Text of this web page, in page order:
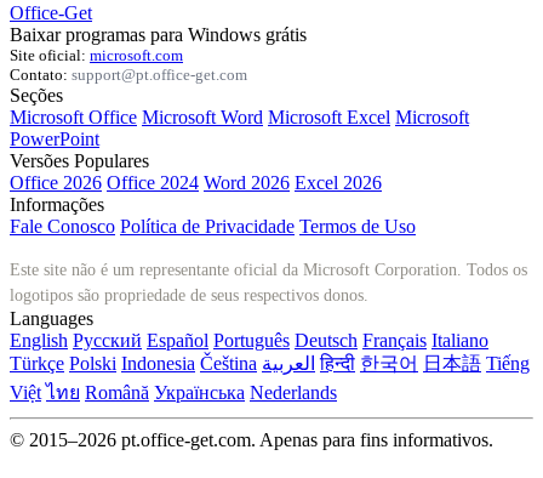
Office-Get
Baixar programas para Windows grátis
Site oficial: microsoft.com
Contato: support@pt.office-get.com
Seções
Microsoft Office Microsoft Word Microsoft Excel Microsoft
PowerPoint
Versões Populares
Office 2026 Office 2024 Word 2026 Excel 2026
Informações
Fale Conosco Política de Privacidade Termos de Uso
Este site não é um representante oficial da Microsoft Corporation. Todos os
logotipos são propriedade de seus respectivos donos.
Languages
English Русский Español Português Deutsch Français Italiano
Türkçe Polski Indonesia Čeština العربية हिन्दी 한국어 日本語 Tiếng
Việt ไทย Română Українська Nederlands
© 2015–2026 pt.office-get.com. Apenas para fins informativos.